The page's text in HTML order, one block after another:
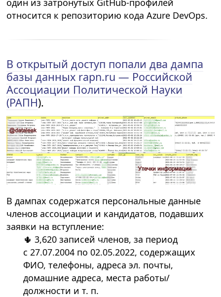
относится к репозиторию кода Azure DevOps.
В открытый доступ попали два дампа
базы данных rapn.ru — Российской
Ассоциации Политической Науки
(РАПН).
В дампах содержатся персональные данные
членов ассоциации и кандидатов, подавших
заявки на вступление:
🌵 3,620 записей членов, за период
с 27.07.2004 по 02.05.2022, содержащих
ФИО, телефоны, адреса эл. почты,
домашние адреса, места работы/
должности и т. п.